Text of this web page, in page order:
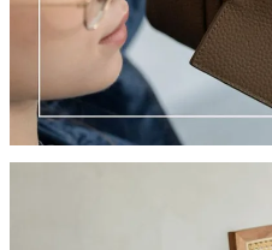
＞サイズ違い・素材違いのロシ